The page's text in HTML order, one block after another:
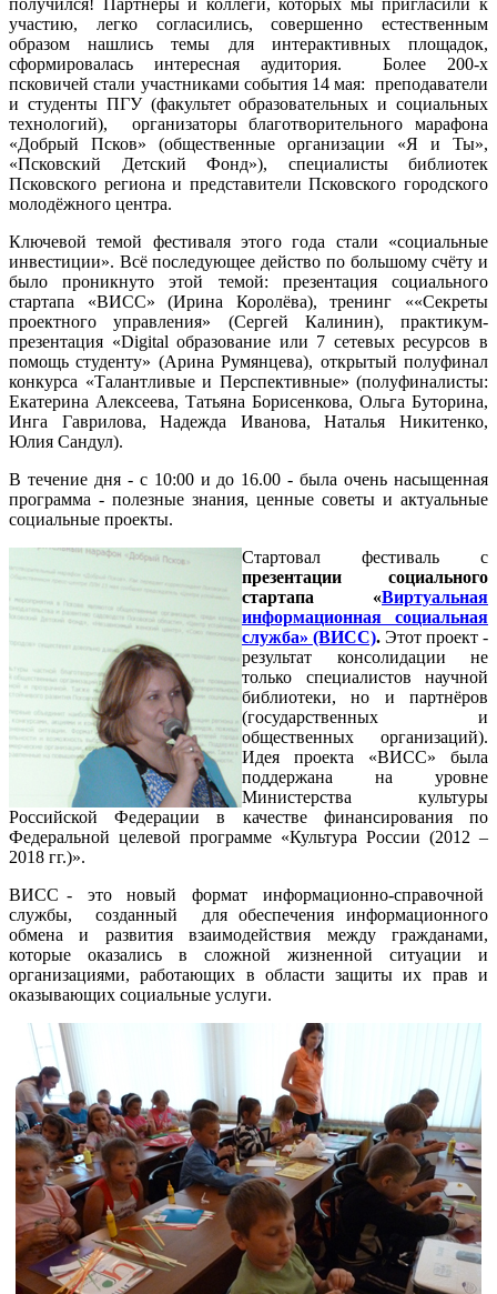
участию, легко согласились, совершенно естественным
образом нашлись темы для интерактивных площадок,
сформировалась интересная аудитория. Более 200-х
псковичей стали участниками события 14 мая: преподаватели
и студенты ПГУ (факультет образовательных и социальных
технологий), организаторы благотворительного марафона
«Добрый Псков» (общественные организации «Я и Ты»,
«Псковский Детский Фонд»), специалисты библиотек
Псковского региона и представители Псковского городского
молодёжного центра.
Ключевой темой фестиваля этого года стали «социальные
инвестиции». Всё последующее действо по большому счёту и
было проникнуто этой темой: презентация социального
стартапа «ВИСС» (Ирина Королёва), тренинг ««Секреты
проектного управления» (Сергей Калинин), практикум-
презентация «Digital образование или 7 сетевых ресурсов в
помощь студенту» (Арина Румянцева), открытый полуфинал
конкурса «Талантливые и Перспективные» (полуфиналисты:
Екатерина Алексеева, Татьяна Борисенкова, Ольга Буторина,
Инга Гаврилова, Надежда Иванова, Наталья Никитенко,
Юлия Сандул).
В течение дня - с 10:00 и до 16.00 - была очень насыщенная
программа - полезные знания, ценные советы и актуальные
социальные проекты.
Стартовал фестиваль с
презентации социального
стартапа «Виртуальная
информационная социальная
служба» (ВИСС). Этот проект -
результат консолидации не
только специалистов научной
библиотеки, но и партнёров
(государственных и
общественных организаций).
Идея проекта «ВИСС» была
поддержана на уровне
Министерства культуры
Российской Федерации в качестве финансирования по
Федеральной целевой программе «Культура России (2012 –
2018 гг.)».
ВИСС - это новый формат информационно-справочной
службы, созданный для обеспечения информационного
обмена и развития взаимодействия между гражданами,
которые оказались в сложной жизненной ситуации и
организациями, работающих в области защиты их прав и
оказывающих социальные услуги.